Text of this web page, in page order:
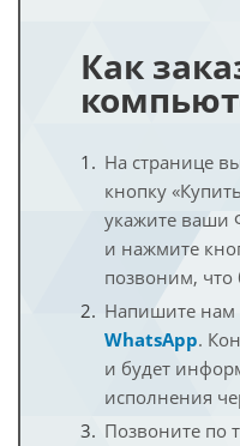
Как
На странице
кнопку
укажите ваши
и нажмите
позвоним, что
Напишите нам
WhatsApp.
и будет
исполнения
Позвоните по